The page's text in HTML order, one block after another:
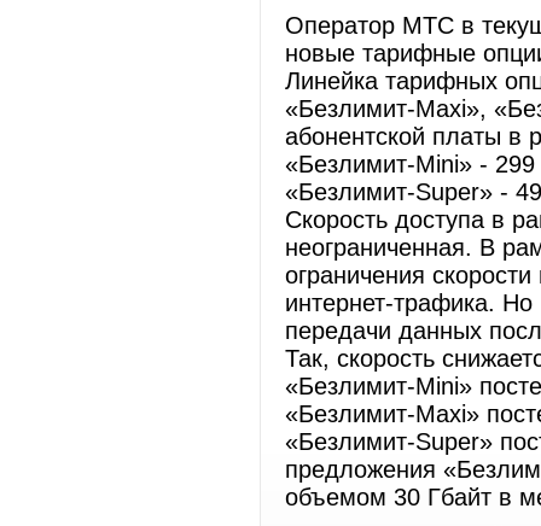
Оператор МТС в
новые тарифные
Линейка тарифных
«Безлимит-Maxi»,
абонентской платы в
«Безлимит-Mini» -
«Безлимит-Super» -
Скорость доступа в
неограниченная. В
ограничения
интернет-трафика. Но
передачи данных
Так, скорость
«Безлимит-Mini»
«Безлимит-Maxi»
«Безлимит-Super»
предложения
объемом 30 Гбайт в